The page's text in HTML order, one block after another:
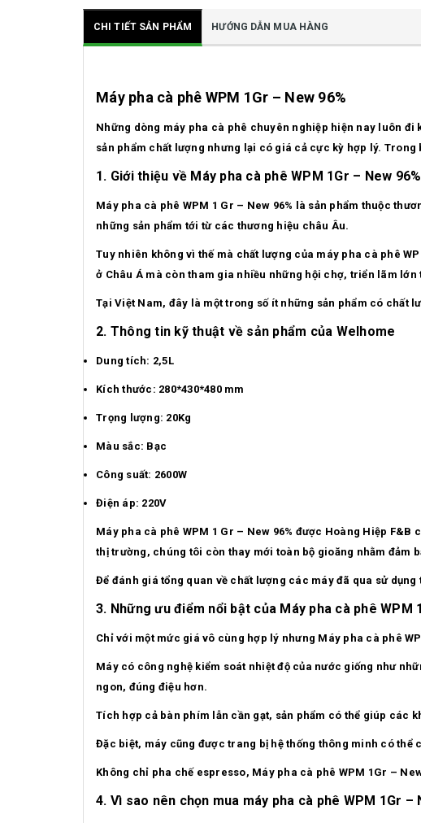
CHI TIẾT SẢN PHẨM HƯỚNG DẪN MUA HÀNG
Máy pha cà phê WPM 1Gr – New 96%
Những dòng máy pha cà phê chuyên nghiệp hiện nay luôn
sản phẩm chất lượng nhưng lại có giá cả cực kỳ hợp lý. Trong
1. Giới thiệu về Máy pha cà phê WPM 1Gr – New 96%
Máy pha cà phê WPM 1 Gr – New 96% là sản phẩm thuộc
những sản phẩm tới từ các thương hiệu châu Âu.
Tuy nhiên không vì thế mà chất lượng của máy pha cà phê
ở Châu Á mà còn tham gia nhiều những hội chợ, triển lãm lớn
Tại Việt Nam, đây là một trong số ít những sản phẩm có chất
2. Thông tin kỹ thuật về sản phẩm của Welhome
Dung tích: 2,5L
Kích thước: 280*430*480 mm
Trọng lượng: 20Kg
Màu sắc: Bạc
Công suất: 2600W
Điện áp: 220V
Máy pha cà phê WPM 1 Gr – New 96% được Hoàng Hiệp
thị trường, chúng tôi còn thay mới toàn bộ gioăng nhằm đảm
Để đánh giá tổng quan về chất lượng các máy đã qua sử
3. Những ưu điểm nổi bật của Máy pha cà phê WPM
Chỉ với một mức giá vô cùng hợp lý nhưng Máy pha cà phê
Máy có công nghệ kiểm soát nhiệt độ của nước giống như
ngon, đúng điệu hơn.
Tích hợp cả bàn phím lẫn cần gạt, sản phẩm có thể giúp các
Đặc biệt, máy cũng được trang bị hệ thống thông minh có
Không chỉ pha chế espresso, Máy pha cà phê WPM 1Gr –
4. Vì sao nên chọn mua máy pha cà phê WPM 1Gr –